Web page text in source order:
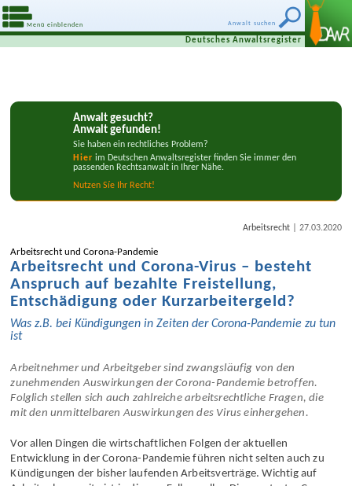
Anwalt suchen
Menü einblenden
Deutsches Anwaltsregister
Anwalt gesucht?
Anwalt gefunden!
Sie haben ein rechtliches Problem?
Hier im Deutschen Anwaltsregister finden Sie immer den
passenden Rechtsanwalt in Ihrer Nähe.
Nutzen Síe Ihr Recht!
Arbeits­recht und Corona-Pandemie
Arbeits­recht und Corona-Virus – besteht
Anspruch auf bezahlte Frei­stellung,
Entschädigung oder Kurz­arbeiter­geld?
Was z.B. bei Kündigungen in Zeiten der Corona-Pandemie zu tun
Arbeit­nehmer und Arbeitgeber sind zwangs­läufig von den
zunehmenden Auswirkungen der Corona-Pandemie betroffen.
Folglich stellen sich auch zahlreiche arbeits­rechtliche Fragen, die
Vor allen Dingen die wirtschaftlichen Folgen der aktuellen
Entwicklung in der Corona-Pandemie führen nicht selten auch zu